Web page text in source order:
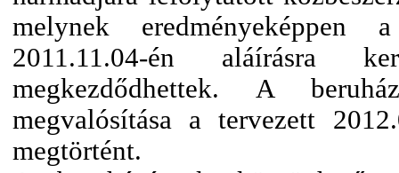
melynek eredményeképpen
2011.11.04-én
megkezdődhettek. A
megvalósítása a tervezett
megtörtént.